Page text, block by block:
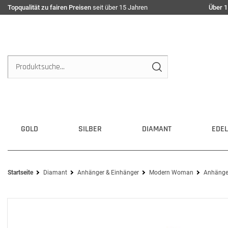
Topqualität zu fairen Preisen seit über 15 Jahren Über
GOLD SILBER DIAMANT
Startseite Diamant Anhänger & Einhänger Modern Woman